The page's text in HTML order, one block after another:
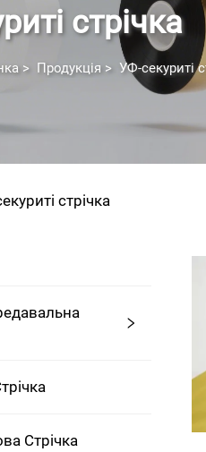
стрічка
> Продукція> УФ-секуриті
стрічка
Стрічка